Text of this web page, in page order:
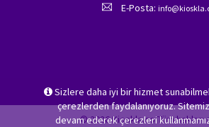
Sizlere daha iyi bir hizmet
çerezlerden faydalanıyoruz.
devam ederek çerezleri
E-Posta:
© 2026 Kioskla.co Tüm hakları